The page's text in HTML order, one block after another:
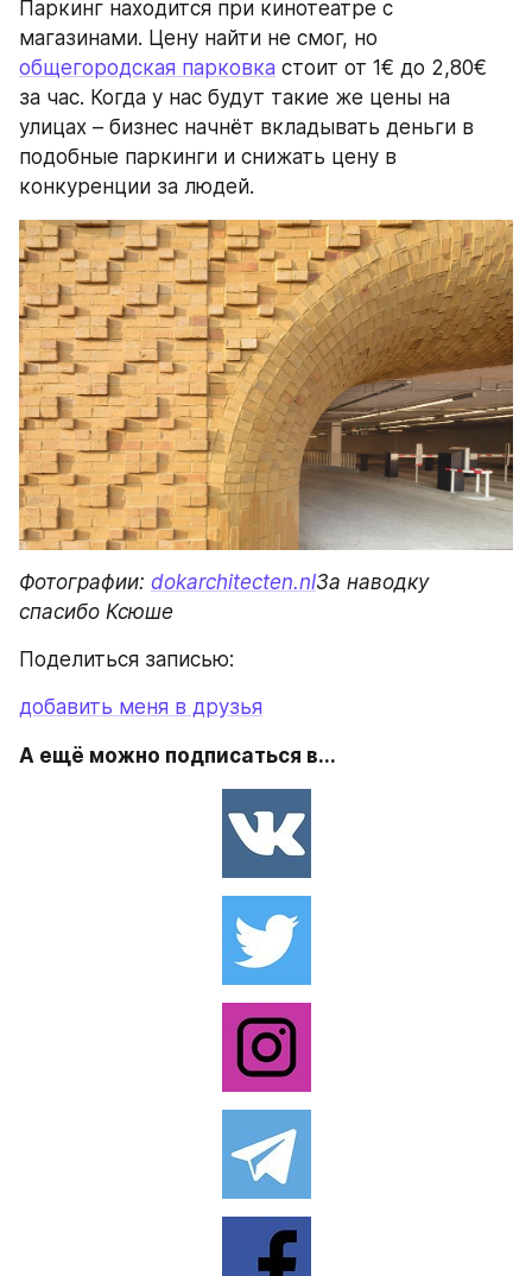
Паркинг находится при кинотеатре с
общегородская парковка стоит от 1€ до 2,80€
за час. Когда у нас будут такие же цены на
улицах – бизнес начнёт вкладывать деньги в
подобные паркинги и снижать цену в
конкуренции за людей.
Фотографии: dokarchitecten.nlЗа наводку
спасибо Ксюше
Поделиться записью:
добавить меня в друзья
А ещё можно подписаться в...